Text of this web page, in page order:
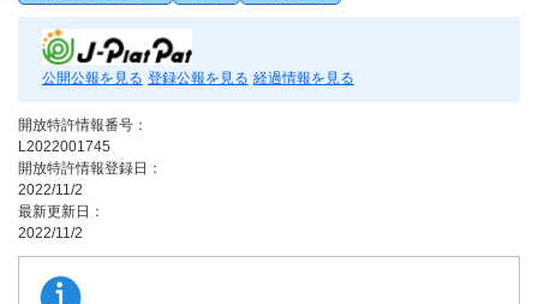
公開公報を見る 登録公報を見る 経過情報を見る
開放特許情報番号：
L2022001745
開放特許情報登録日：
2022/11/2
最新更新日：
2022/11/2